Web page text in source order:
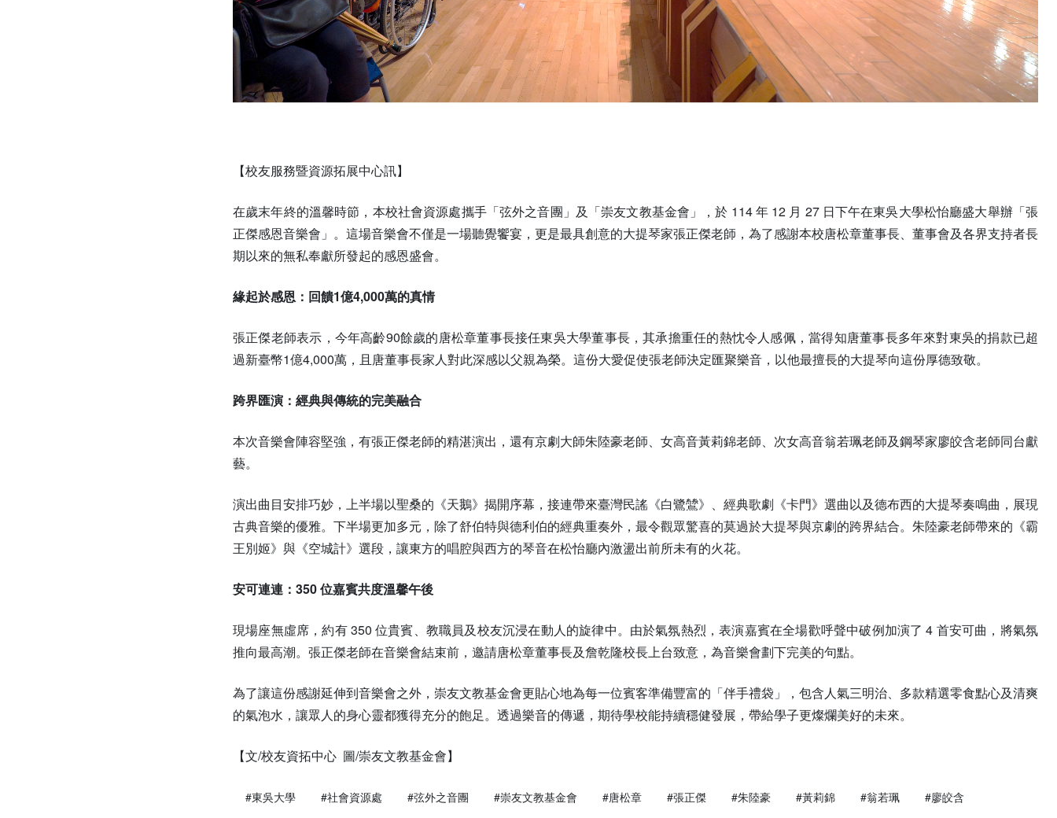
【校友服務暨資源拓展中心訊】
在歲末年終的溫馨時節，本校社會資源處攜手「弦外之音團」及「崇友文教基金會」，於 114 年 12 月 27 日下午在東吳大學松怡廳盛大舉辦「張
正傑感恩音樂會」。這場音樂會不僅是一場聽覺饗宴，更是最具創意的大提琴家張正傑老師，為了感謝本校唐松章董事長、董事會及各界支持者長
期以來的無私奉獻所發起的感恩盛會。
緣起於感恩：回饋1億4,000萬的真情
張正傑老師表示，今年高齡90餘歲的唐松章董事長接任東吳大學董事長，其承擔重任的熱忱令人感佩，當得知唐董事長多年來對東吳的捐款已超
過新臺幣1億4,000萬，且唐董事長家人對此深感以父親為榮。這份大愛促使張老師決定匯聚樂音，以他最擅長的大提琴向這份厚德致敬。
跨界匯演：經典與傳統的完美融合
本次音樂會陣容堅強，有張正傑老師的精湛演出，還有京劇大師朱陸豪老師、女高音黃莉錦老師、次女高音翁若珮老師及鋼琴家廖皎含老師同台獻
藝。
演出曲目安排巧妙，上半場以聖桑的《天鵝》揭開序幕，接連帶來臺灣民謠《白鷺鷥》、經典歌劇《卡門》選曲以及德布西的大提琴奏鳴曲，展現
古典音樂的優雅。下半場更加多元，除了舒伯特與德利伯的經典重奏外，最令觀眾驚喜的莫過於大提琴與京劇的跨界結合。朱陸豪老師帶來的《霸
王別姬》與《空城計》選段，讓東方的唱腔與西方的琴音在松怡廳內激盪出前所未有的火花。
安可連連：350 位嘉賓共度溫馨午後
現場座無虛席，約有 350 位貴賓、教職員及校友沉浸在動人的旋律中。由於氣氛熱烈，表演嘉賓在全場歡呼聲中破例加演了 4 首安可曲，將氣氛
推向最高潮。張正傑老師在音樂會結束前，邀請唐松章董事長及詹乾隆校長上台致意，為音樂會劃下完美的句點。
為了讓這份感謝延伸到音樂會之外，崇友文教基金會更貼心地為每一位賓客準備豐富的「伴手禮袋」，包含人氣三明治、多款精選零食點心及清爽
的氣泡水，讓眾人的身心靈都獲得充分的飽足。透過樂音的傳遞，期待學校能持續穩健發展，帶給學子更燦爛美好的未來。
【文/校友資拓中心 圖/崇友文教基金會】
#東吳大學 #社會資源處 #弦外之音團 #崇友文教基金會 #唐松章 #張正傑 #朱陸豪 #黃莉錦 #翁若珮 #廖皎含